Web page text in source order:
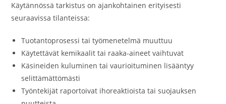
Käytännössä tarkistus on ajankohtainen erityisesti
seuraavissa tilanteissa:
Tuotantoprosessi tai työmenetelmä muuttuu
Käytettävät kemikaalit tai raaka-aineet vaihtuvat
Käsineiden kuluminen tai vaurioituminen lisääntyy
selittämättömästi
Työntekijät raportoivat ihoreaktioista tai suojauksen